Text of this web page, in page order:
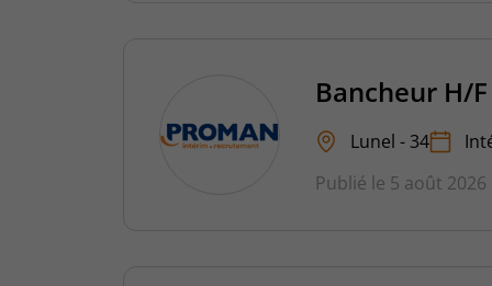
Bancheur H/F
Lunel - 34
Publié le 5 août 2026